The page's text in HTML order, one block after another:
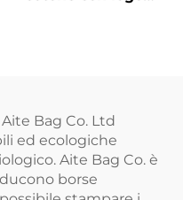
per spiaggia e spesa
Bag Co. Ltd
ed ecologiche
Aite Bag Co. è
borse